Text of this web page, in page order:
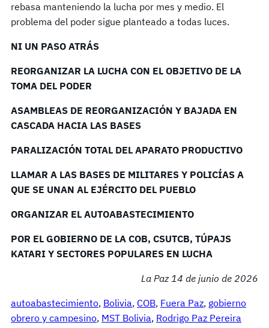
rebasa manteniendo la lucha por mes y medio. El
problema del poder sigue planteado a todas luces.
NI UN PASO ATRÁS
REORGANIZAR LA LUCHA CON EL OBJETIVO DE LA
TOMA DEL PODER
ASAMBLEAS DE REORGANIZACIÓN Y BAJADA EN
CASCADA HACIA LAS BASES
PARALIZACIÓN TOTAL DEL APARATO PRODUCTIVO
LLAMAR A LAS BASES DE MILITARES Y POLICÍAS A
QUE SE UNAN AL EJÉRCITO DEL PUEBLO
ORGANIZAR EL AUTOABASTECIMIENTO
POR EL GOBIERNO DE LA COB, CSUTCB, TÚPAJS
KATARI Y SECTORES POPULARES EN LUCHA
La Paz 14 de junio de 2026
autoabastecimiento, Bolivia, COB, Fuera Paz, gobierno
obrero y campesino, MST Bolivia, Rodrigo Paz Pereira